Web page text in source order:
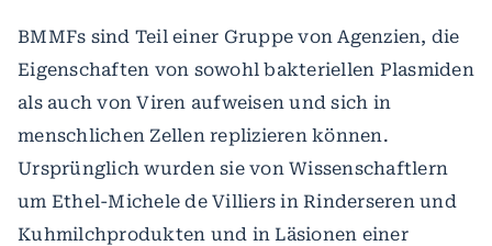
BMMFs sind Teil einer Gruppe von Agenzien, die
Eigenschaften von sowohl bakteriellen Plasmiden
als auch von Viren aufweisen und sich in
menschlichen Zellen replizieren können.
Ursprünglich wurden sie von Wissenschaftlern
um Ethel-Michele de Villiers in Rinderseren und
Kuhmilchprodukten und in Läsionen einer